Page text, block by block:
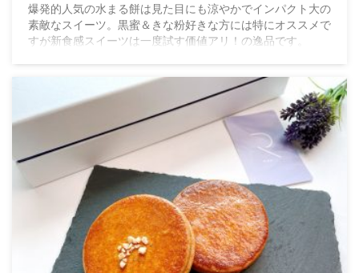
爆発的人気の水まる餅は見た目にも涼やかでインパクト大の
素敵なスイーツ。黒蜜＆きな粉好きな方には特にオススメで
すが新食感スイーツは一度試す価値アリ！の逸品です。